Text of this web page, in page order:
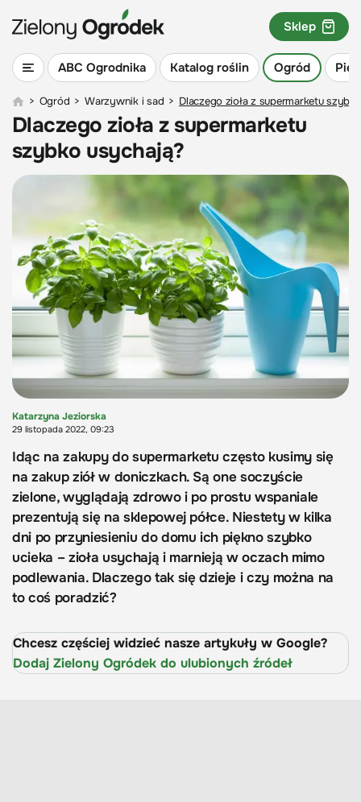
ABC Ogrodnika Katalog roślin Ogród
Sklep
> Ogród > Warzywnik i sad > Dlaczego zioła z supermarketu
Dlaczego zioła z supermarketu
szybko usychają?
Katarzyna Jeziorska
29 listopada 2022, 09:23
Idąc na zakupy do supermarketu często kusimy się
na zakup ziół w doniczkach. Są one soczyście
zielone, wyglądają zdrowo i po prostu wspaniale
prezentują się na sklepowej półce. Niestety w kilka
dni po przyniesieniu do domu ich piękno szybko
ucieka – zioła usychają i marnieją w oczach mimo
podlewania. Dlaczego tak się dzieje i czy można na
to coś poradzić?
Chcesz częściej widzieć nasze artykuły w Google?
Dodaj Zielony Ogródek do ulubionych źródeł